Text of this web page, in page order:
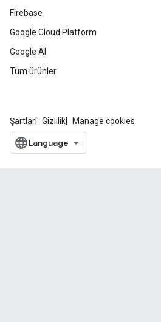
Firebase
Google Cloud Platform
Google AI
Tüm ürünler
Şartlar Gizlilik Manage cookies